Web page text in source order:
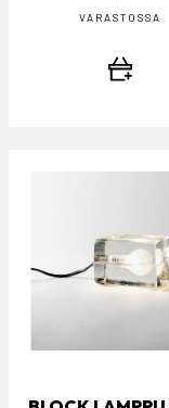
VARASTOSSA